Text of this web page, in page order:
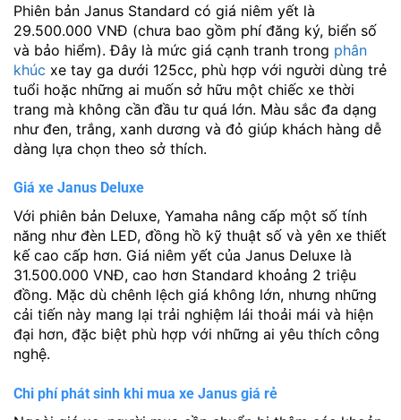
Phiên bản Janus Standard có giá niêm yết là
29.500.000 VNĐ (chưa bao gồm phí đăng ký, biển số
và bảo hiểm). Đây là mức giá cạnh tranh trong phân
khúc xe tay ga dưới 125cc, phù hợp với người dùng trẻ
tuổi hoặc những ai muốn sở hữu một chiếc xe thời
trang mà không cần đầu tư quá lớn. Màu sắc đa dạng
như đen, trắng, xanh dương và đỏ giúp khách hàng dễ
dàng lựa chọn theo sở thích.
Giá xe Janus Deluxe
Với phiên bản Deluxe, Yamaha nâng cấp một số tính
năng như đèn LED, đồng hồ kỹ thuật số và yên xe thiết
kế cao cấp hơn. Giá niêm yết của Janus Deluxe là
31.500.000 VNĐ, cao hơn Standard khoảng 2 triệu
đồng. Mặc dù chênh lệch giá không lớn, nhưng những
cải tiến này mang lại trải nghiệm lái thoải mái và hiện
đại hơn, đặc biệt phù hợp với những ai yêu thích công
nghệ.
Chi phí phát sinh khi mua xe Janus giá rẻ